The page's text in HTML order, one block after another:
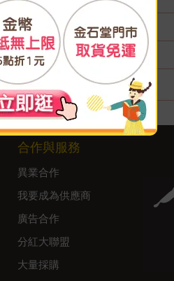
無庫存
無庫存
1
合作與服務
異業合作
我要成為供應商
廣告合作
分紅大聯盟
大量採購